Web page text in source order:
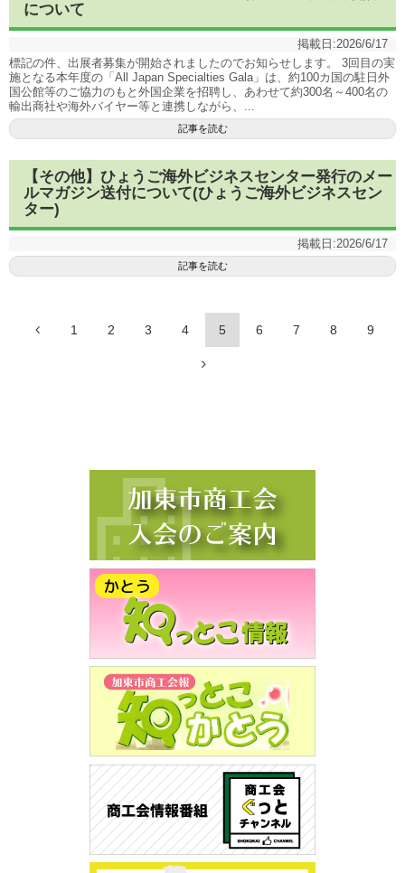
について
掲載日:2026/6/17
標記の件、出展者募集が開始されましたのでお知らせします。 3回目の実
施となる本年度の「All Japan Specialties Gala」は、約100カ国の駐日外
国公館等のご協力のもと外国企業を招聘し、あわせて約300名～400名の
輸出商社や海外バイヤー等と連携しながら、...
記事を読む
【その他】ひょうご海外ビジネスセンター発行のメー
ルマガジン送付について(ひょうご海外ビジネスセン
ター)
掲載日:2026/6/17
記事を読む
1 2 3 4 5 6 7 8 9